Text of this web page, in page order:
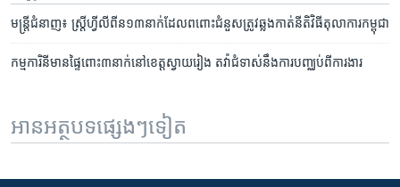
មន្រ្តីជំនាញ៖ ស្ត្រី​ហ្វីលីពីន​១៣នាក់​ដែល​ពពោះ​ជំនួស​ត្រូវ​ឆ្លងកាត់​នីតិវិធី​តុលាការ​កម្ពុជា
កម្មការិនី​មាន​ផ្ទៃ​ពោះ​៣​នាក់​នៅ​ខេត្ត​ស្វាយ​រៀង តវ៉ា​ជំទាស់​នឹង​ការ​បញ្ឈប់​ពី​ការងារ
អានអត្ថបទផ្សេងៗទៀត